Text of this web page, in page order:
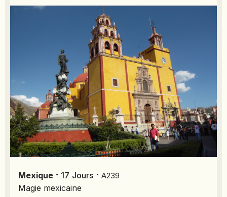
Mexique ⋅ 17 Jours ⋅ A239
Magie mexicaine